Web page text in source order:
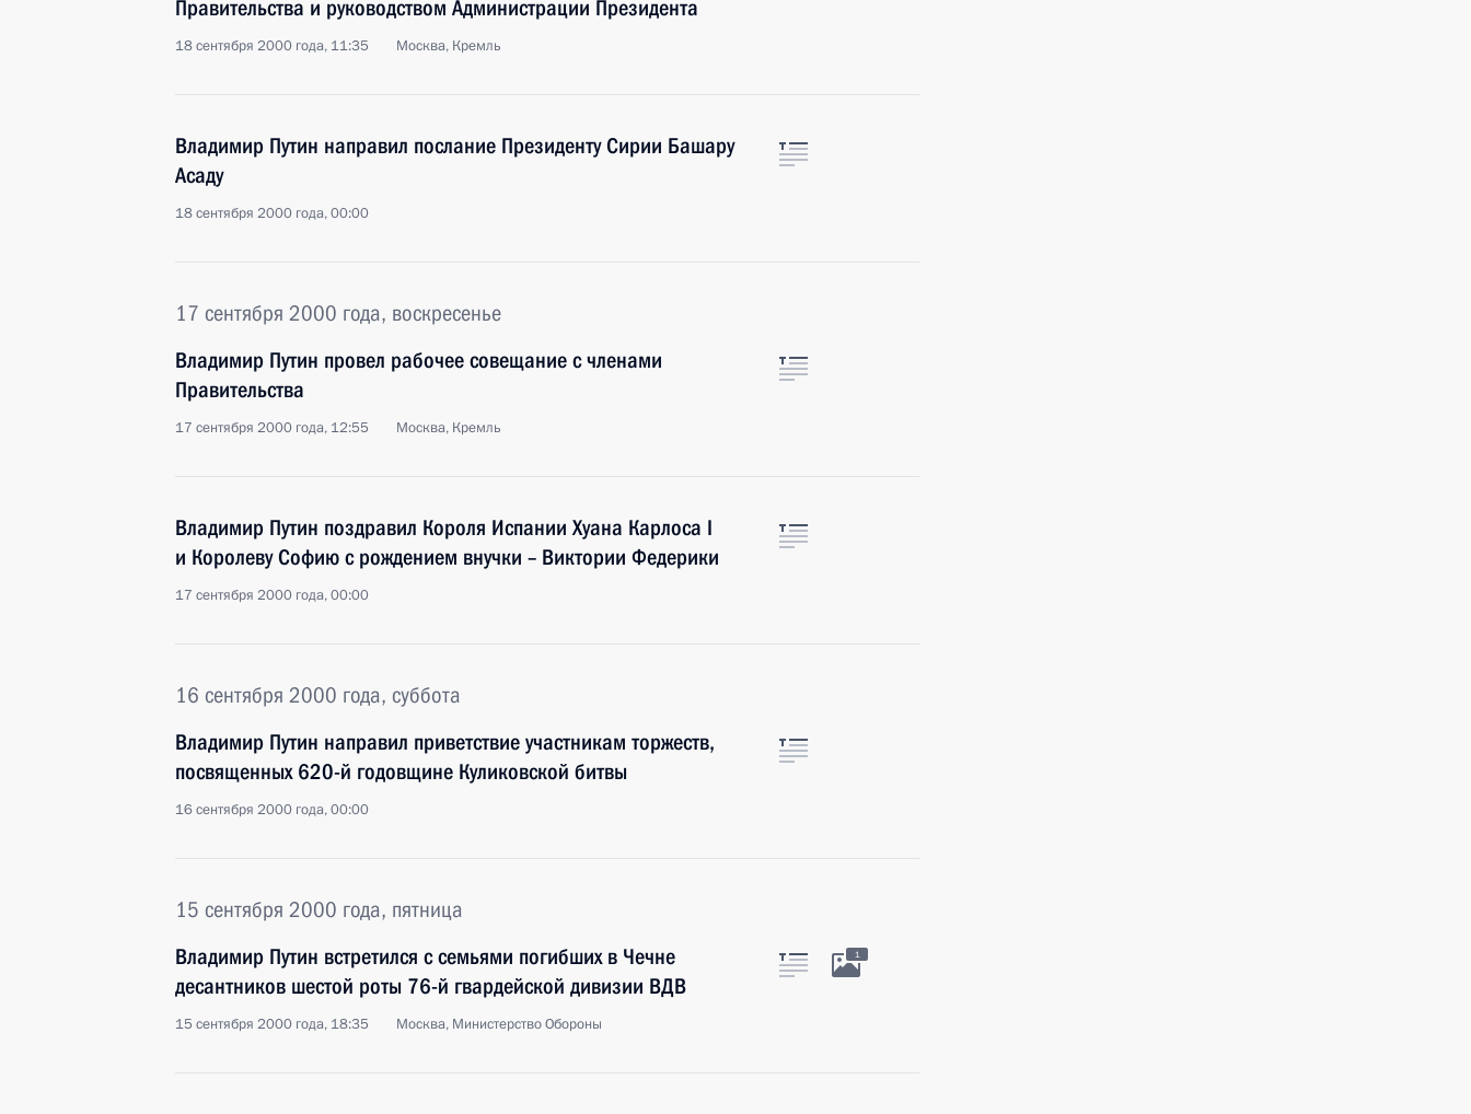
Правительства и руководством Администрации Президента
18 сентября 2000 года, 11:35 Москва, Кремль
Владимир Путин направил послание Президенту Сирии Башару
Асаду
18 сентября 2000 года, 00:00
17 сентября 2000 года, воскресенье
Владимир Путин провел рабочее совещание с членами
Правительства
17 сентября 2000 года, 12:55 Москва, Кремль
Владимир Путин поздравил Короля Испании Хуана Карлоса I
и Королеву Софию с рождением внучки – Виктории Федерики
17 сентября 2000 года, 00:00
16 сентября 2000 года, суббота
Владимир Путин направил приветствие участникам торжеств,
посвященных 620-й годовщине Куликовской битвы
16 сентября 2000 года, 00:00
15 сентября 2000 года, пятница
Владимир Путин встретился с семьями погибших в Чечне
десантников шестой роты 76-й гвардейской дивизии ВДВ
15 сентября 2000 года, 18:35 Москва, Министерство Обороны
1